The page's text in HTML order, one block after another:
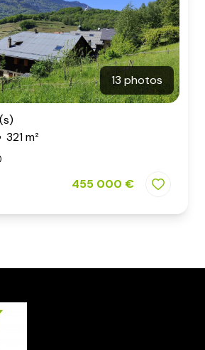
13 photos
321 m²
455 000 €